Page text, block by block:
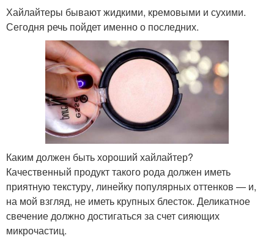
Хайлайтеры бывают жидкими, кремовыми и сухими.
Сегодня речь пойдет именно о последних.
Каким должен быть хороший хайлайтер?
Качественный продукт такого рода должен иметь
приятную текстуру, линейку популярных оттенков — и,
на мой взгляд, не иметь крупных блесток. Деликатное
свечение должно достигаться за счет сияющих
микрочастиц.